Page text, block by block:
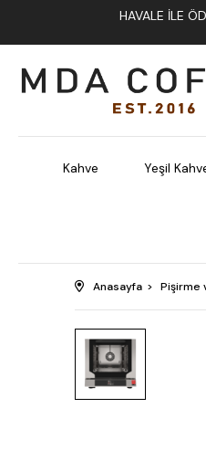
HAVALE İLE
Kahve Yeşil
Anasayfa Pişirme